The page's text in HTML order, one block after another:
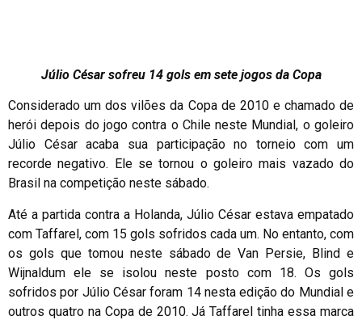
Júlio César sofreu 14 gols em sete jogos da Copa
Considerado um dos vilões da Copa de 2010 e chamado de
herói depois do jogo contra o Chile neste Mundial, o goleiro
Júlio César acaba sua participação no torneio com um
recorde negativo. Ele se tornou o goleiro mais vazado do
Brasil na competição neste sábado.
Até a partida contra a Holanda, Júlio César estava empatado
com Taffarel, com 15 gols sofridos cada um. No entanto, com
os gols que tomou neste sábado de Van Persie, Blind e
Wijnaldum ele se isolou neste posto com 18. Os gols
sofridos por Júlio César foram 14 nesta edição do Mundial e
outros quatro na Copa de 2010. Já Taffarel tinha essa marca